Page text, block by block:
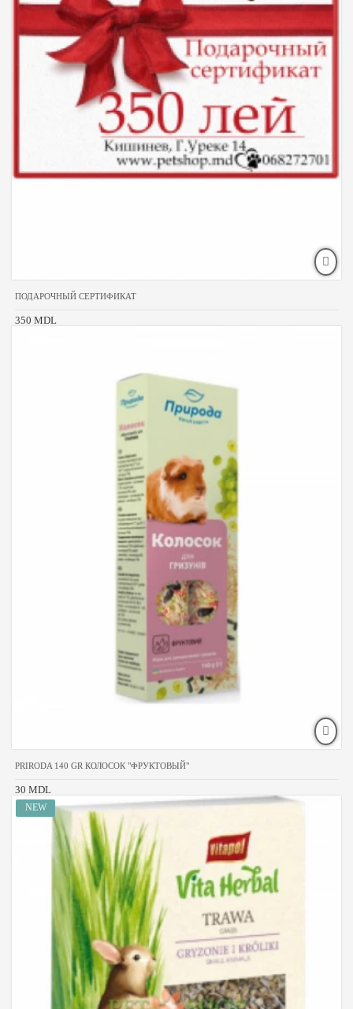
ПОДАРОЧНЫЙ СЕРТИФИКАТ
350 MDL
PRIRODA 140 GR КОЛОСОК "ФРУКТОВЫЙ"
30 MDL